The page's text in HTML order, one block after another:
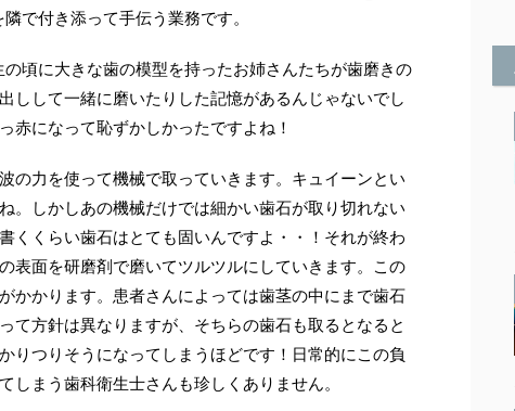
で付き添って手伝う業務です。
頃に大きな歯の模型を持ったお姉さんたちが歯磨きの
しして一緒に磨いたりした記憶があるんじゃないでし
赤になって恥ずかしかったですよね！
の力を使って機械で取っていきます。キュイーンとい
。しかしあの機械だけでは細かい歯石が取り切れない
くくらい歯石はとても固いんですよ・・！それが終わ
表面を研磨剤で磨いてツルツルにしていきます。この
かかります。患者さんによっては歯茎の中にまで歯石
て方針は異なりますが、そちらの歯石も取るとなると
りつりそうになってしまうほどです！日常的にこの負
しまう歯科衛生士さんも珍しくありません。